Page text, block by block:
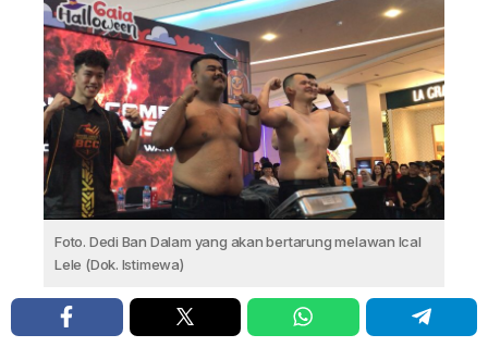
Foto. Dedi Ban Dalam yang akan bertarung melawan Ical
Lele (Dok. Istimewa)